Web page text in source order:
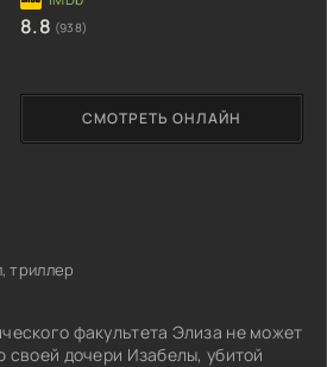
триллер
факультета Элиза не может
своей дочери Изабелы, убитой
СМОТРЕТЬ ОНЛАЙН
8.8 (938)